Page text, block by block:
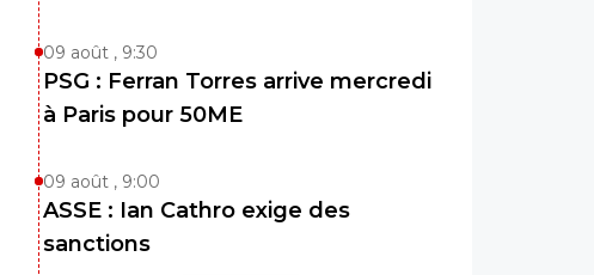
09 août , 9:30
PSG : Ferran Torres arrive mercredi
à Paris pour 50ME
09 août , 9:00
ASSE : Ian Cathro exige des
sanctions